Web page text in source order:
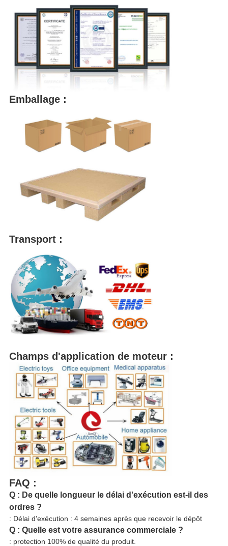
Emballage :
Transport :
Champs d'application de moteur :
FAQ :
Q : De quelle longueur le délai d'exécution est-il des
ordres ?
: Délai d'exécution : 4 semaines après que recevoir le dépôt
Q : Quelle est votre assurance commerciale ?
: protection 100% de qualité du produit.